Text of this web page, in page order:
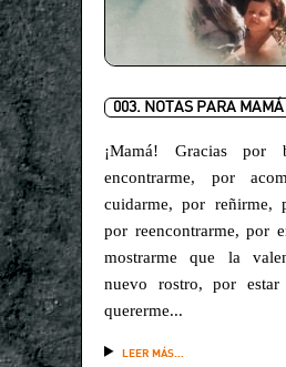
003. NOTAS PARA MAMÁ
¡Mamá! Gracias por
encontrarme, por
cuidarme, por reñirme,
por reencontrarme, por
mostrarme que la
nuevo rostro, por
quererme...
LEER MÁS...